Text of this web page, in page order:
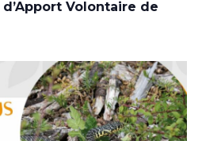
Volontaire de